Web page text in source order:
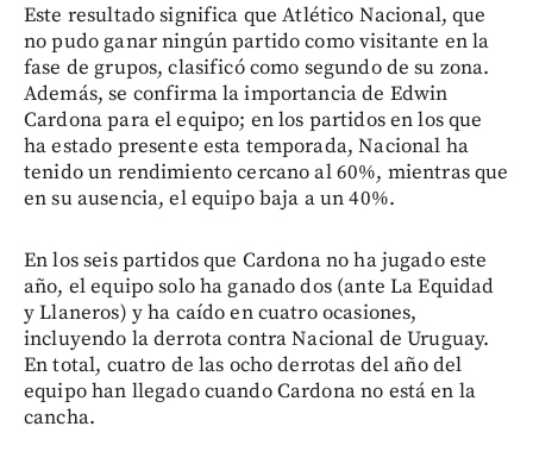
Este resultado significa que Atlético Nacional, que
no pudo ganar ningún partido como visitante en la
fase de grupos, clasificó como segundo de su zona.
Además, se confirma la importancia de Edwin
Cardona para el equipo; en los partidos en los que
ha estado presente esta temporada, Nacional ha
tenido un rendimiento cercano al 60%, mientras que
en su ausencia, el equipo baja a un 40%.
En los seis partidos que Cardona no ha jugado este
año, el equipo solo ha ganado dos (ante La Equidad
y Llaneros) y ha caído en cuatro ocasiones,
incluyendo la derrota contra Nacional de Uruguay.
En total, cuatro de las ocho derrotas del año del
equipo han llegado cuando Cardona no está en la
cancha.